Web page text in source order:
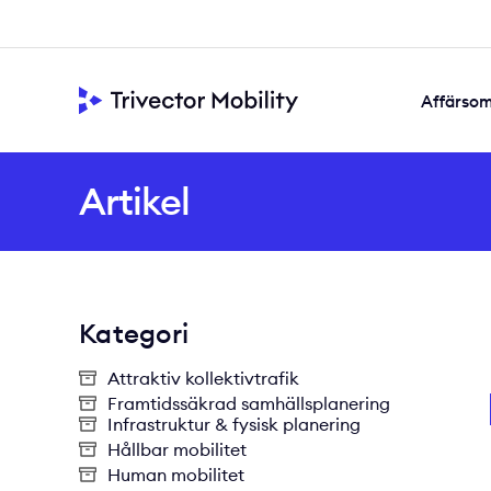
Artikel
Kategori
Attraktiv kollektivtrafik
Framtidssäkrad samhällsplanering
Infrastruktur & fysisk planering
Hållbar mobilitet
Human mobilitet